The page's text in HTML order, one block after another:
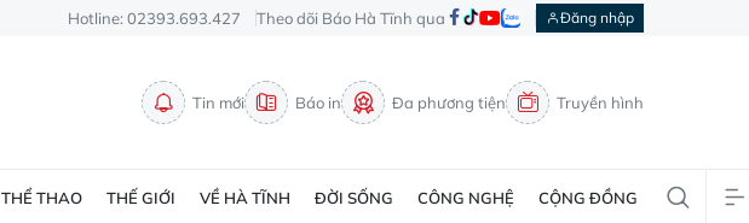
Hotline: 02393.693.427 Theo dõi Báo Hà Tĩnh qua Đăng nhập
Tin mới Báo in Đa phương tiện Truyền hình
THỂ THAO THẾ GIỚI VỀ HÀ TĨNH ĐỜI SỐNG CÔNG NGHỆ CỘNG ĐỒNG